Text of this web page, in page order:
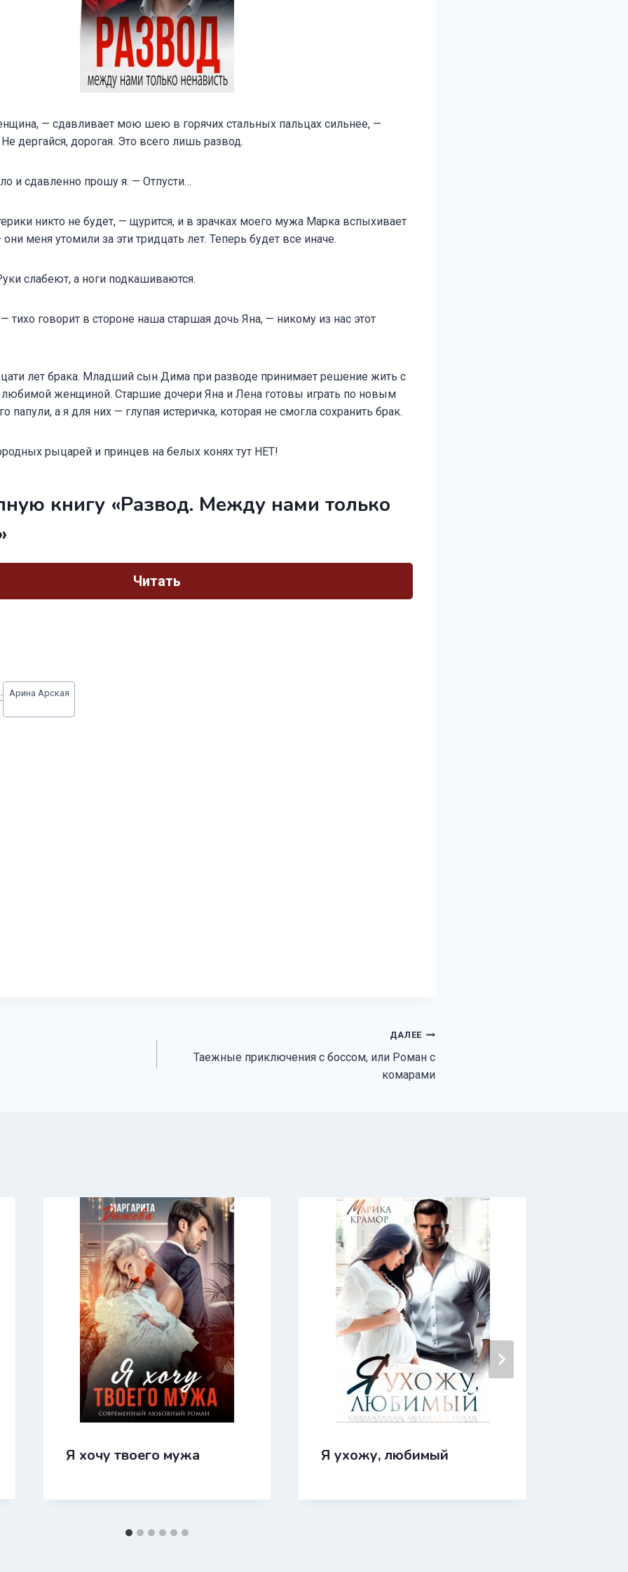
— сдавливает мою шею в горячих стальных пальцах сильнее, —
дергайся, дорогая. Это всего лишь развод.
и сдавленно прошу я. — Отпусти…
никто не будет, — щурится, и в зрачках моего мужа Марка вспыхивает
меня утомили за эти тридцать лет. Теперь будет все иначе.
слабеют, а ноги подкашиваются.
тихо говорит в стороне наша старшая дочь Яна, — никому из нас этот
лет брака. Младший сын Дима при разводе принимает решение жить с
любимой женщиной. Старшие дочери Яна и Лена готовы играть по новым
а я для них — глупая истеричка, которая не смогла сохранить брак.
рыцарей и принцев на белых конях тут НЕТ!
книгу «Развод. Между нами только
Читать
Арина Арская
ДАЛЕЕ
Таежные приключения с боссом, или Роман с
комарами
Я хочу твоего мужа Я ухожу, любимый